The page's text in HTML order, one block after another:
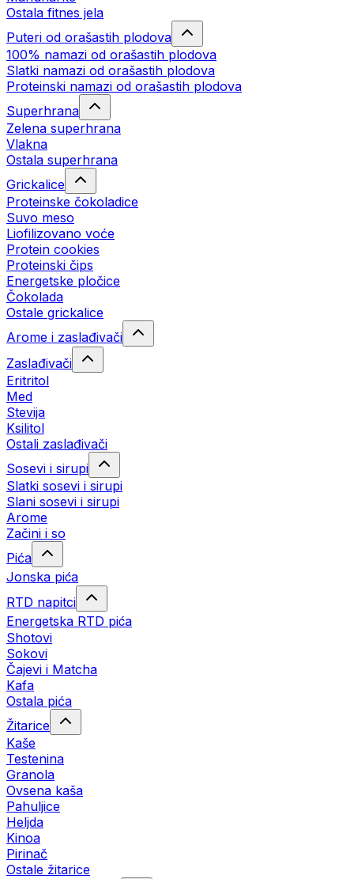
Ostala fitnes jela
Puteri od orašastih plodova
100% namazi od orašastih plodova
Slatki namazi od orašastih plodova
Proteinski namazi od orašastih plodova
Superhrana
Zelena superhrana
Vlakna
Ostala superhrana
Grickalice
Proteinske čokoladice
Suvo meso
Liofilizovano voće
Protein cookies
Proteinski čips
Energetske pločice
Čokolada
Ostale grickalice
Arome i zaslađivači
Zaslađivači
Eritritol
Med
Stevija
Ksilitol
Ostali zaslađivači
Sosevi i sirupi
Slatki sosevi i sirupi
Slani sosevi i sirupi
Arome
Začini i so
Pića
Jonska pića
RTD napitci
Energetska RTD pića
Shotovi
Sokovi
Čajevi i Matcha
Kafa
Ostala pića
Žitarice
Kaše
Testenina
Granola
Ovsena kaša
Pahuljice
Heljda
Kinoa
Pirinač
Ostale žitarice